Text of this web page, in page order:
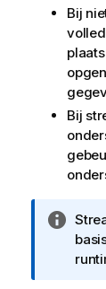
Bij
Bij
I
n
f